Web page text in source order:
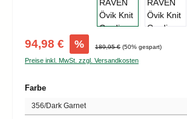
Verkaufspreis:
94,98 € % Regulärer Preis:
189,95 € (50% gespart)
Preise inkl. MwSt. zzgl. Versandkosten
Farbeauswählen